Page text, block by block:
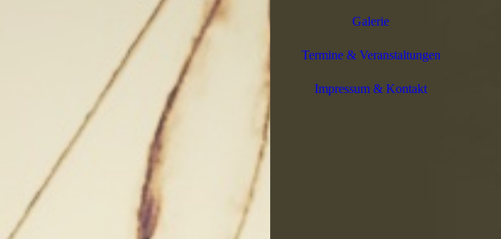
Galerie
Termine & Veranstaltungen
Impressum & Kontakt